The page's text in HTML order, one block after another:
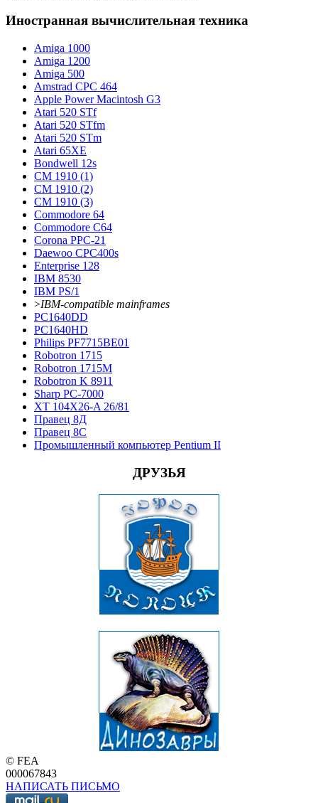
Иностранная вычислительная техника
Amiga 1000
Amiga 1200
Amiga 500
Amstrad CPC 464
Apple Power Macintosh G3
Atari 520 STf
Atari 520 STfm
Atari 520 STm
Atari 65XE
Bondwell 12s
CM 1910 (1)
CM 1910 (2)
CM 1910 (3)
Commodore 64
Commodore С64
Corona PPC-21
Daewoo CPC400s
Enterprise 128
IBM 8530
IBM PS/1
>IBM-compatible mainframes
PC1640DD
PC1640HD
Philips PF7715BE01
Robotron 1715
Robotron 1715М
Robotron K 8911
Sharp PC-7000
XT 104X26-A 26/81
Правец 8Д
Правец 8С
Промышленный компьютер Pentium II
ДРУЗЬЯ
© FEA
000067843
НАПИСАТЬ ПИСЬМО